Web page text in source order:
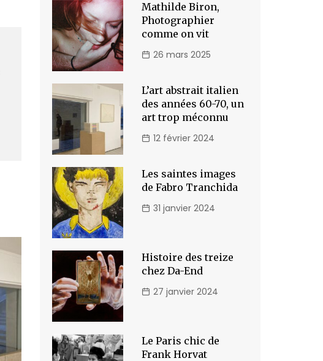
Mathilde Biron,
Photographier
comme on vit
26 mars 2025
L’art abstrait italien
des années 60-70, un
art trop méconnu
12 février 2024
Les saintes images
de Fabro Tranchida
31 janvier 2024
Histoire des treize
chez Da-End
27 janvier 2024
Le Paris chic de
Frank Horvat